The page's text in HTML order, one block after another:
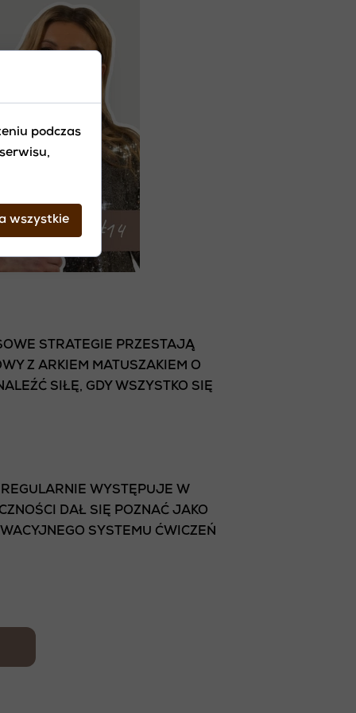
STRATEGIE PRZESTAJĄ
Z ARKIEM MATUSZAKIEM O
SIŁĘ, GDY WSZYSTKO SIĘ
WYSTĘPUJE W
DAŁ SIĘ POZNAĆ JAKO
SYSTEMU ĆWICZEŃ
podczas
wszystkie